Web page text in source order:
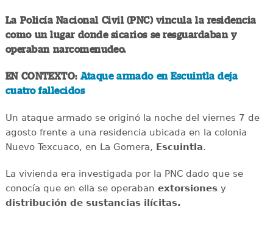
La Policía Nacional Civil (PNC) vincula la residencia
como un lugar donde sicarios se resguardaban y
operaban narcomenudeo.
EN CONTEXTO: Ataque armado en Escuintla deja
cuatro fallecidos
Un ataque armado se originó la noche del viernes 7 de
agosto frente a una residencia ubicada en la colonia
Nuevo Texcuaco, en La Gomera, Escuintla.
La vivienda era investigada por la PNC dado que se
conocía que en ella se operaban extorsionesy
distribución de sustancias ilícitas.